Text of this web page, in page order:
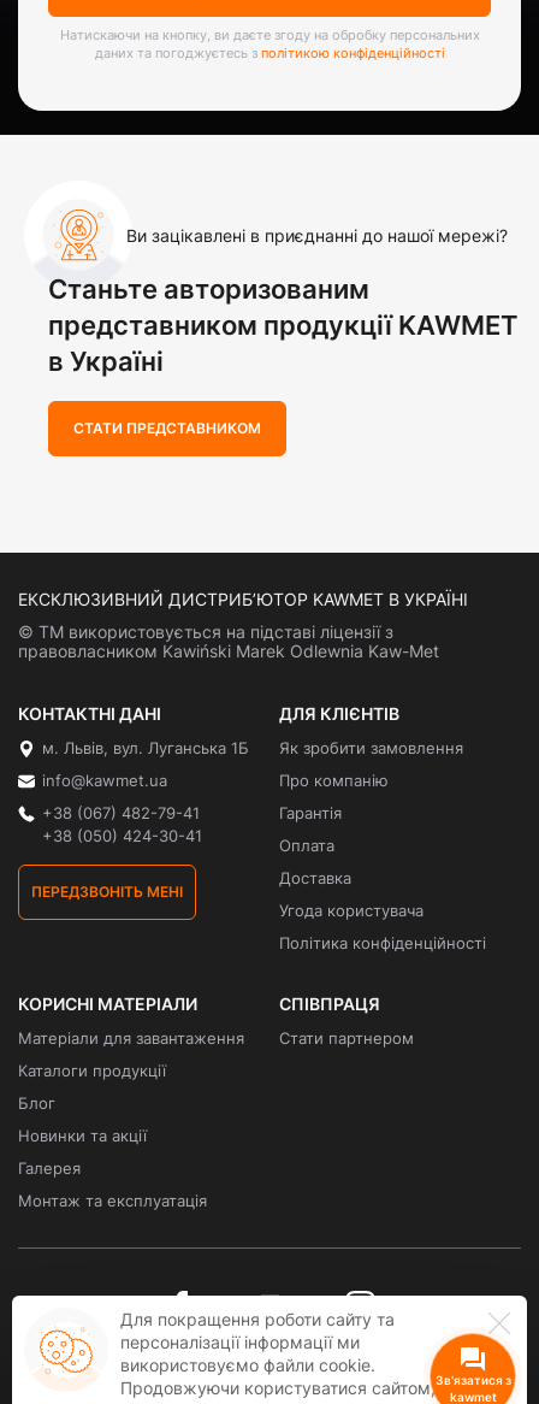
Натискаючи на кнопку, ви даєте згоду на обробку персональних
даних та погоджуєтесь з політикою конфіденційності
Ви зацікавлені в приєднанні до нашої мережі?
Станьте авторизованим
представником продукції KAWMET
в Україні
СТАТИ ПРЕДСТАВНИКОМ
ЕКСКЛЮЗИВНИЙ ДИСТРИБ’ЮТОР KAWMET В УКРАЇНІ
© ТМ використовується на підставі ліцензії з
правовласником Kawiński Marek Odlewnia Kaw-Met
КОНТАКТНІ ДАНІ
м. Львів, вул. Луганська 1Б
info@kawmet.ua
+38 (067) 482-79-41
+38 (050) 424-30-41
ПЕРЕДЗВОНІТЬ МЕНІ
ДЛЯ КЛІЄНТІВ
Як зробити замовлення
Про компанію
Гарантія
Оплата
Доставка
Угода користувача
Політика конфіденційності
КОРИСНІ МАТЕРІАЛИ
Матеріали для завантаження
Каталоги продукції
Блог
Новинки та акції
Галерея
Монтаж та експлуатація
СПІВПРАЦЯ
Стати партнером
Зв'язатися з
kawmet
Для покращення роботи сайту та
персоналізації інформації ми
використовуємо файли cookie.
Продовжуючи користуватися сайтом, ви